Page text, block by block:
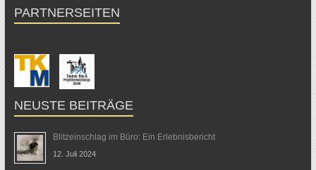
PARTNERSEITEN
NEUSTE BEITRÄGE
Blitzeinschlag im Büro: Ein Erlebnisbericht
12. Juli 2024